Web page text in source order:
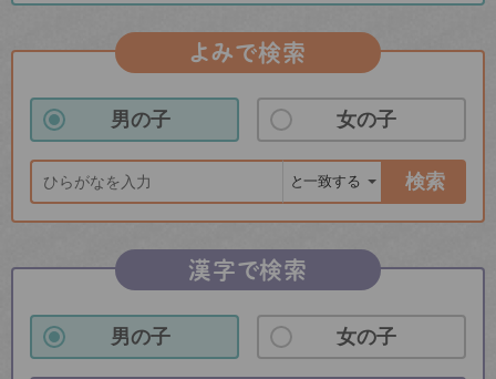
よみで検索
男の子 女の子
検索
漢字で検索
男の子 女の子